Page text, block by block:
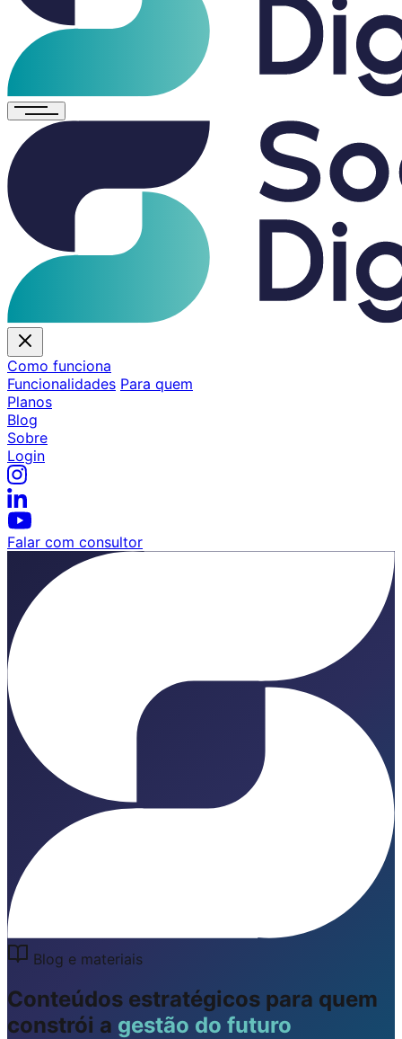
Como funciona
Funcionalidades Para quem
Planos
Blog
Sobre
Login
Falar com consultor
Blog e materiais
Conteúdos estratégicos para quem
constrói a gestão do futuro